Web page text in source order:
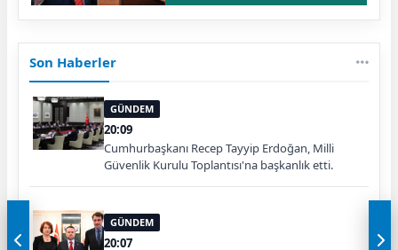
Son Haberler
GÜNDEM
20:09
Cumhurbaşkanı Recep Tayyip Erdoğan, Milli
Güvenlik Kurulu Toplantısı'na başkanlık etti.
GÜNDEM
20:07